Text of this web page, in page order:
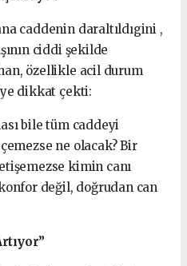
caddenin daraltıldıgini ,
ciddi şekilde
özellikle acil durum
dikkat çekti:
bile tüm caddeyi
ne olacak? Bir
kimin canı
değil, doğrudan can